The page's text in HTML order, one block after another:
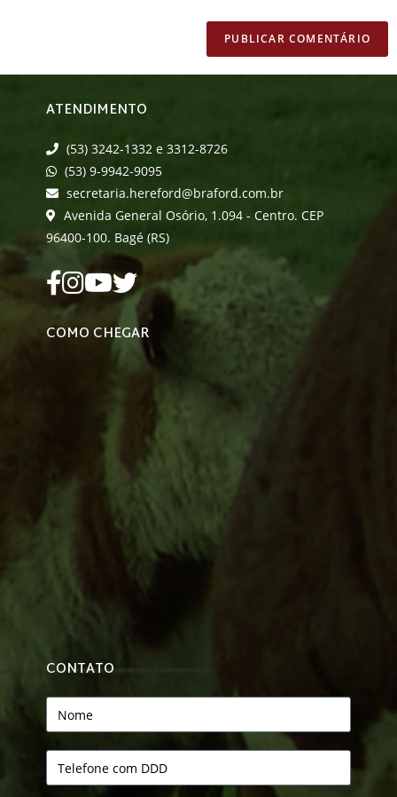
ATENDIMENTO
(53) 3242-1332 e 3312-8726
(53) 9-9942-9095
secretaria.hereford@braford.com.br
Avenida General Osório, 1.094 - Centro. CEP
96400-100. Bagé (RS)
COMO CHEGAR
CONTATO